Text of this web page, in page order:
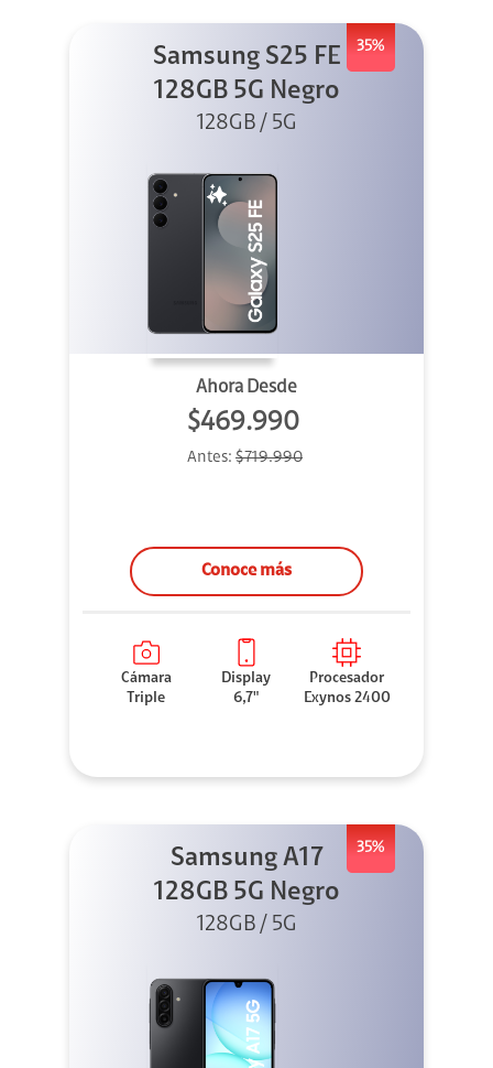
35%
Samsung S25 FE
128GB 5G Negro
128GB / 5G
Ahora Desde
$469.990
Antes: $719.990
Conoce más
Cámara
Triple
Display
6,7"
Procesador
Exynos 2400
35%
Samsung A17
128GB 5G Negro
128GB / 5G